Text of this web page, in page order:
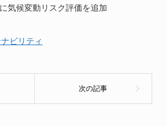
気候変動リスク評価を追加
ビリティ